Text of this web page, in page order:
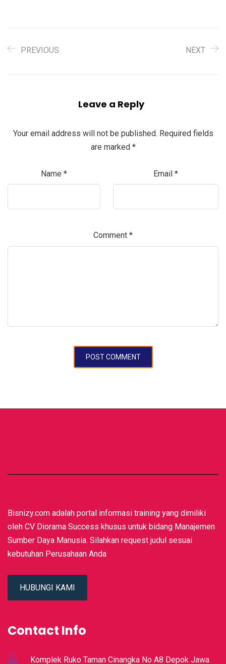
PREVIOUS NEXT
Leave a Reply
Your email address will not be published. Required fields
are marked *
Name * Email *
Comment *
Bisnizy.com adalah portal informasi training yang dimiliki
oleh CV Diorama Success khusus untuk bidang Manajemen
Sumber Daya Manusia. Silahkan request judul sesuai
kebutuhan Perusahaan Anda
HUBUNGI KAMI
Contact Info
Komplek Ruko Taman Cinangka No A8 Depok Jawa